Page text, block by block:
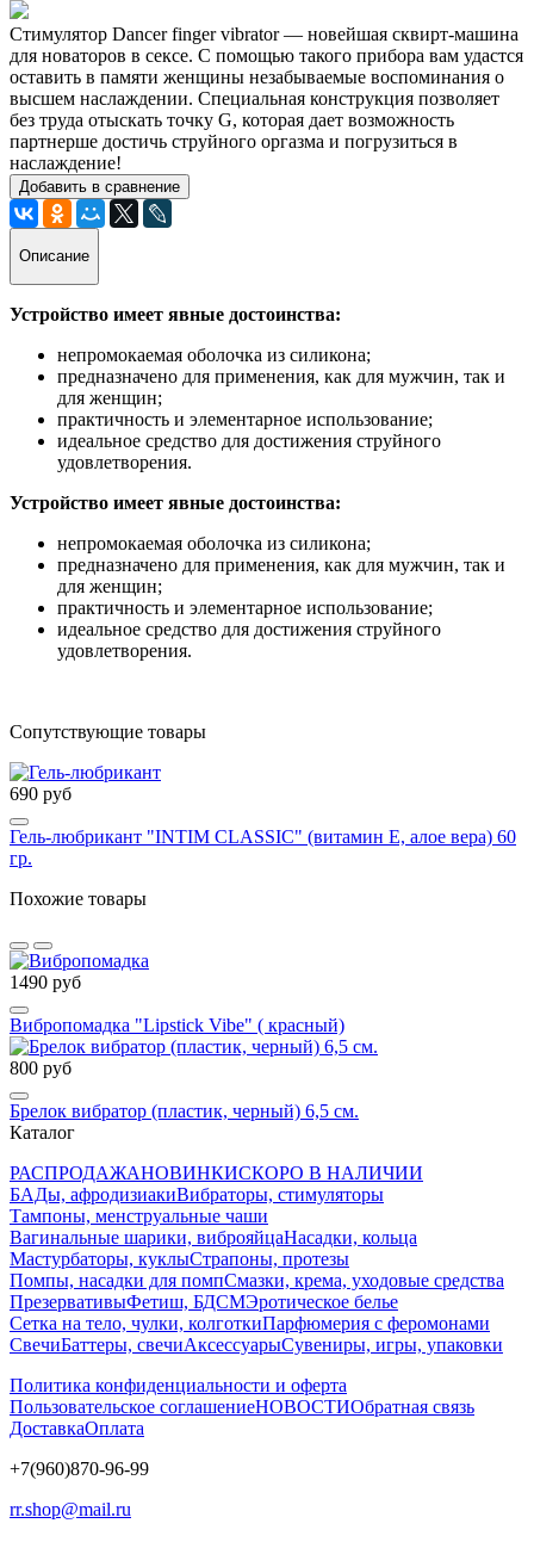
Стимулятор Dancer finger vibrator — новейшая сквирт-машина
для новаторов в сексе. С помощью такого прибора вам удастся
оставить в памяти женщины незабываемые воспоминания о
высшем наслаждении. Специальная конструкция позволяет
без труда отыскать точку G, которая дает возможность
партнерше достичь струйного оргазма и погрузиться в
наслаждение!
Добавить в сравнение
Описание
Устройство имеет явные достоинства:
непромокаемая оболочка из силикона;
предназначено для применения, как для мужчин, так и
для женщин;
практичность и элементарное использование;
идеальное средство для достижения струйного
удовлетворения.
Устройство имеет явные достоинства:
непромокаемая оболочка из силикона;
предназначено для применения, как для мужчин, так и
для женщин;
практичность и элементарное использование;
идеальное средство для достижения струйного
удовлетворения.
Сопутствующие товары
690 руб
Гель-любрикант "INTIM CLASSIC" (витамин Е, алое вера) 60
гр.
Похожие товары
1490 руб
Вибропомадка "Lipstick Vibe" ( красный)
800 руб
Брелок вибратор (пластик, черный) 6,5 см.
Каталог
РАСПРОДАЖАНОВИНКИСКОРО В НАЛИЧИИ
БАДы, афродизиакиВибраторы, стимуляторы
Тампоны, менструальные чаши
Вагинальные шарики, виброяйцаНасадки, кольца
Мастурбаторы, куклыСтрапоны, протезы
Помпы, насадки для помпСмазки, крема, уходовые средства
ПрезервативыФетиш, БДСМЭротическое белье
Сетка на тело, чулки, колготкиПарфюмерия с феромонами
СвечиБаттеры, свечиАксессуарыСувениры, игры, упаковки
Политика конфиденциальности и оферта
Пользовательское соглашениеНОВОСТИОбратная связь
ДоставкаОплата
+7(960)870-96-99
rr.shop@mail.ru